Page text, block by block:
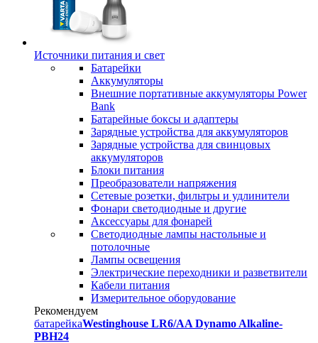
Источники питания и свет
Батарейки
Аккумуляторы
Внешние портативные аккумуляторы Power
Bank
Батарейные боксы и адаптеры
Зарядные устройства для аккумуляторов
Зарядные устройства для свинцовых
аккумуляторов
Блоки питания
Преобразователи напряжения
Сетевые розетки, фильтры и удлинители
Фонари светодиодные и другие
Аксессуары для фонарей
Светодиодные лампы настольные и
потолочные
Лампы освещения
Электрические переходники и разветвители
Кабели питания
Измерительное оборудование
Рекомендуем
батарейкаWestinghouse LR6/AA Dynamo Alkaline-
PBH24